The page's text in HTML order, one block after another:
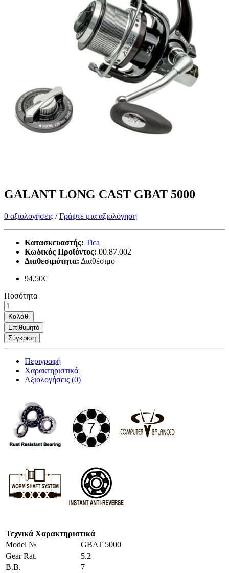
GALANT LONG CAST GBAT 5000
0 αξιολογήσεις /Γράψτε μια αξιολόγηση
Κατασκευαστής: Tica
Κωδικός Προϊόντος: 00.87.002
Διαθεσιμότητα: Διαθέσιμο
94,50€
Ποσότητα
Καλάθι
Επιθυμητό
Σύγκριση
Περιγραφή
Χαρακτηριστικά
Αξιολογήσεις (0)
Τεχνικά Χαρακτηριστικά
Model №
GBAT 5000
Gear Rat.
5.2
B.B.
7